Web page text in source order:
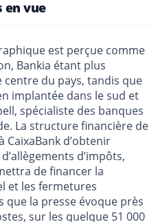
en vue
est perçue comme
Bankia étant plus
centre du pays, tandis que
implantée dans le sud et
spécialiste des banques
La structure financière de
d’obtenir
d’impôts,
de financer la
et les fermetures
que la presse évoque près
sur les quelque 51 000